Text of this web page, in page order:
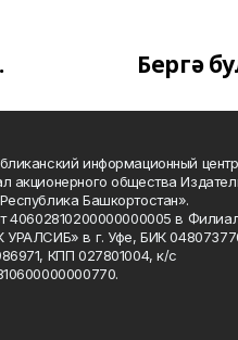
Бергә
информационный
акционерного общества
Башкортостан».
40602810200000000005 в
УРАЛСИБ» в г. Уфе, БИК
КПП 027801004, к/с